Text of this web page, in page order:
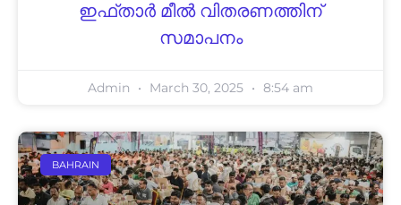
ഇഫ്താര്‍ മീല്‍ വിതരണത്തിന്
സമാപനം
Admin March 30, 2025 8:54 am
BAHRAIN